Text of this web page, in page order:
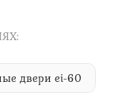
двери ei-60